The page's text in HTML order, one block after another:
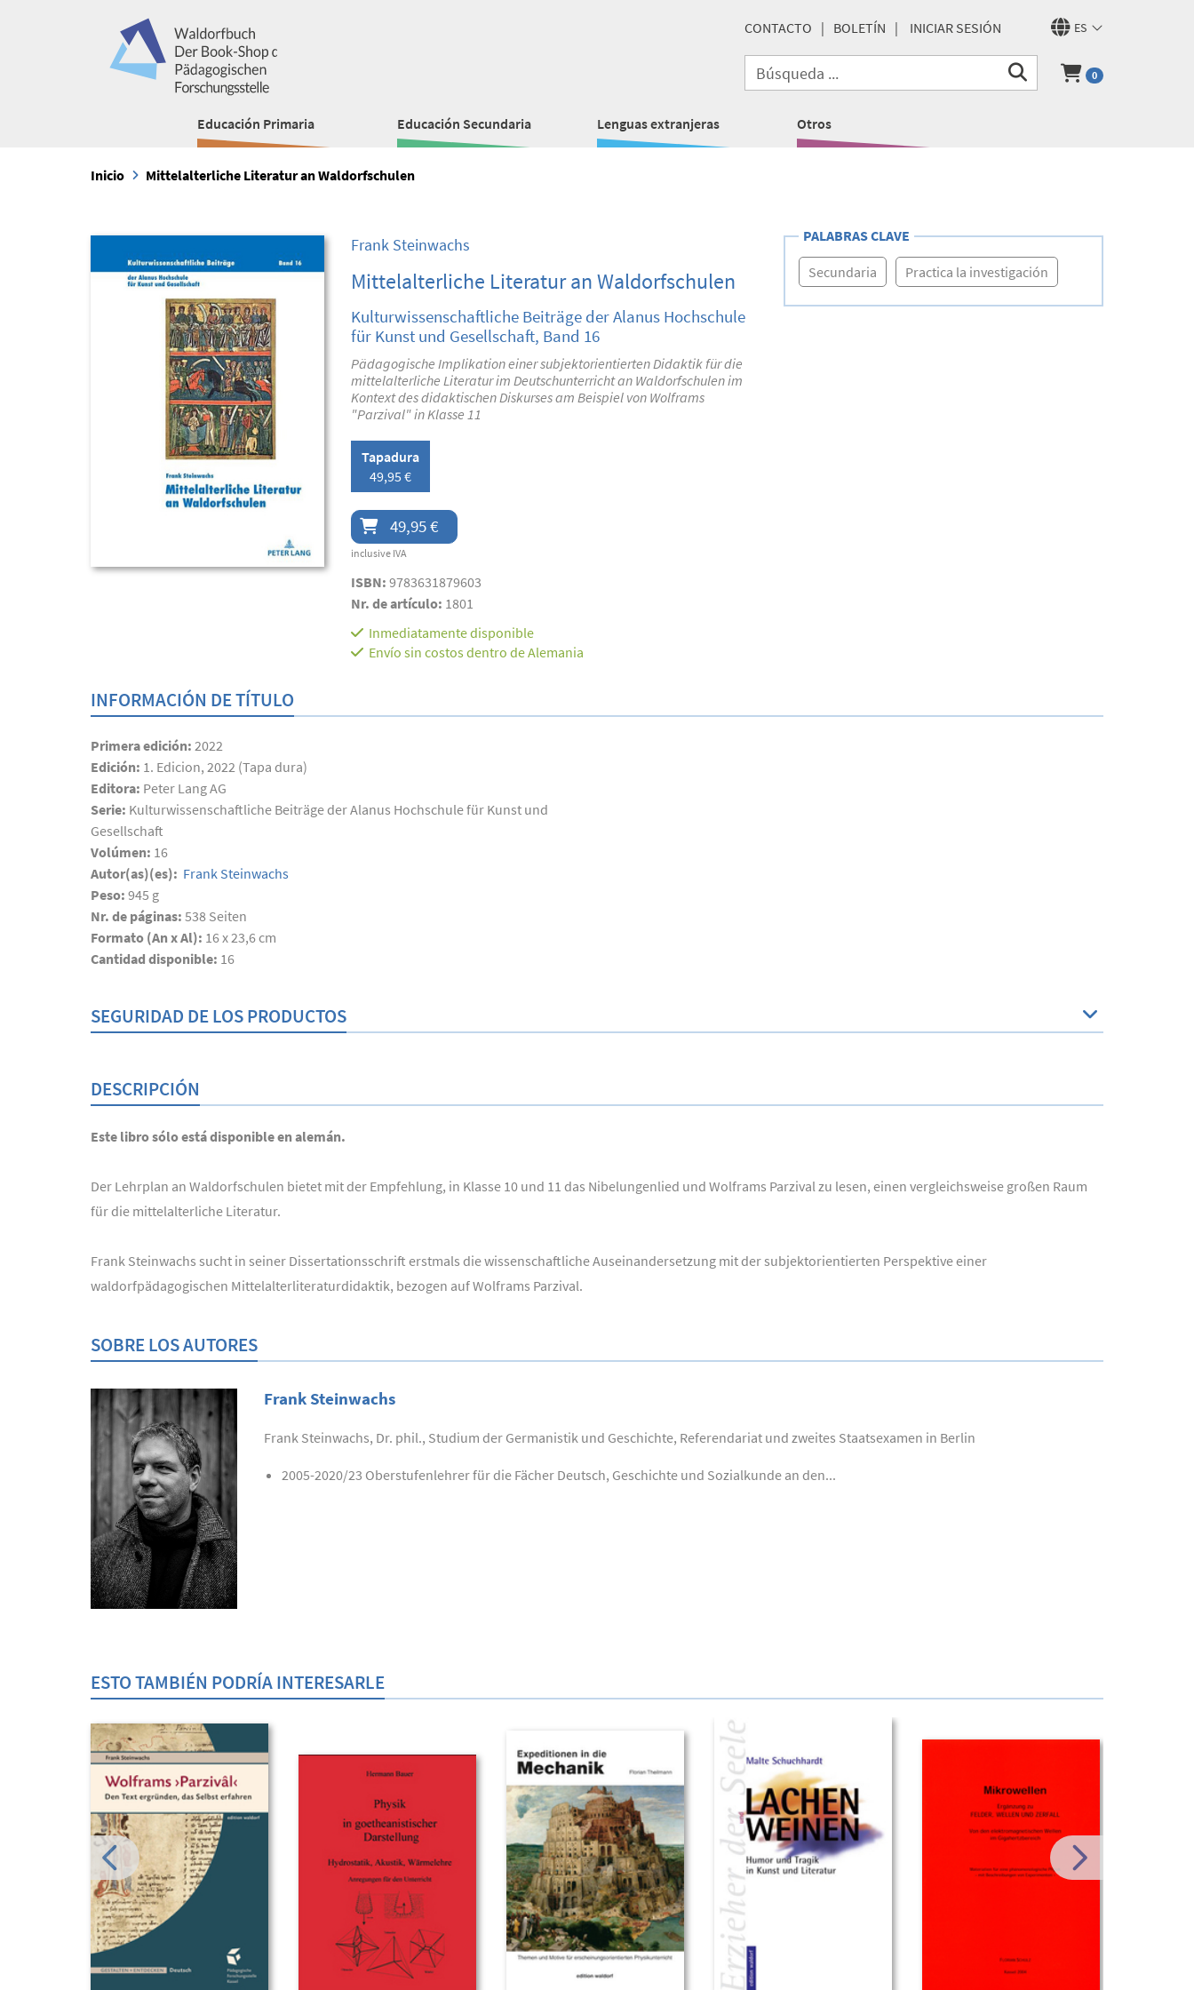
ES
CONTACTO BOLETÍN INICIAR SESIÓN
0
Educación Primaria Educación Secundaria Lenguas extranjeras Otros
Inicio Mittelalterliche Literatur an Waldorfschulen
Frank Steinwachs
Mittelalterliche Literatur an Waldorfschulen
Kulturwissenschaftliche Beiträge der Alanus Hochschule
für Kunst und Gesellschaft, Band 16
Pädagogische Implikation einer subjektorientierten Didaktik für die
mittelalterliche Literatur im Deutschunterricht an Waldorfschulen im
Kontext des didaktischen Diskurses am Beispiel von Wolframs
"Parzival" in Klasse 11
Tapadura
49,95 €
49,95 €
inclusive IVA
ISBN: 9783631879603
Nr. de artículo: 1801
Inmediatamente disponible
Envío sin costos dentro de Alemania
PALABRAS CLAVE
Secundaria Practica la investigación
INFORMACIÓN DE TÍTULO
Primera edición: 2022
Edición: 1. Edicion, 2022 (Tapa dura)
Editora: Peter Lang AG
Serie: Kulturwissenschaftliche Beiträge der Alanus Hochschule für Kunst und
Gesellschaft
Volúmen: 16
Autor(as)(es): Frank Steinwachs
Peso: 945 g
Nr. de páginas: 538 Seiten
Formato (An x Al): 16 x 23,6 cm
Cantidad disponible: 16
SEGURIDAD DE LOS PRODUCTOS
DESCRIPCIÓN
Este libro sólo está disponible en alemán.
Der Lehrplan an Waldorfschulen bietet mit der Empfehlung, in Klasse 10 und 11 das Nibelungenlied und Wolframs Parzival zu lesen, einen vergleichsweise großen Raum
für die mittelalterliche Literatur.
Frank Steinwachs sucht in seiner Dissertationsschrift erstmals die wissenschaftliche Auseinandersetzung mit der subjektorientierten Perspektive einer
waldorfpädagogischen Mittelalterliteraturdidaktik, bezogen auf Wolframs Parzival.
SOBRE LOS AUTORES
Frank Steinwachs
Frank Steinwachs, Dr. phil., Studium der Germanistik und Geschichte, Referendariat und zweites Staatsexamen in Berlin
2005-2020/23 Oberstufenlehrer für die Fächer Deutsch, Geschichte und Sozialkunde an den...
ESTO TAMBIÉN PODRÍA INTERESARLE